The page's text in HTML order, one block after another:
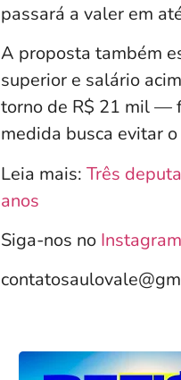
passará a valer em
A proposta também
superior e salário
torno de R$ 21 mil —
medida busca evitar
Leia mais: Três
anos
Siga-nos no Instagram